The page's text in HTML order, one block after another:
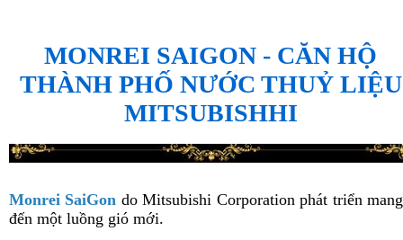
MONREI SAIGON - CĂN HỘ
THÀNH PHỐ NƯỚC THUỶ LIỆU
MITSUBISHHI
Monrei SaiGon do Mitsubishi Corporation phát triển mang
đến một luồng gió mới.